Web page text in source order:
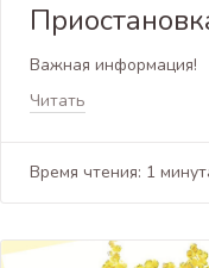
Важная информация!
Читать
Время чтения: 1